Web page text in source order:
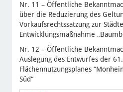
Nr. 11 – Öffentliche
über die Reduzierung des
Vorkaufsrechtssatzung zur
Entwicklungsmaßnahme
Nr. 12 – Öffentliche
Auslegung des Entwurfes der
Flächennutzungsplanes
Süd“